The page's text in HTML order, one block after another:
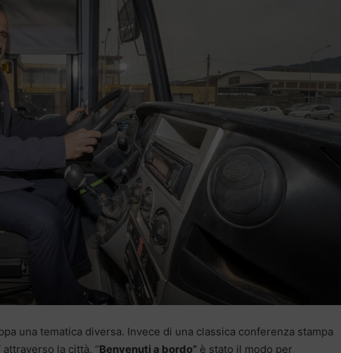
una tematica diversa. Invece di una classica conferenza stampa
attraverso la città. “Benvenuti a bordo” è stato il modo per